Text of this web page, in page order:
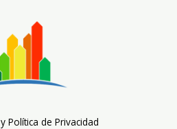
Política de Privacidad